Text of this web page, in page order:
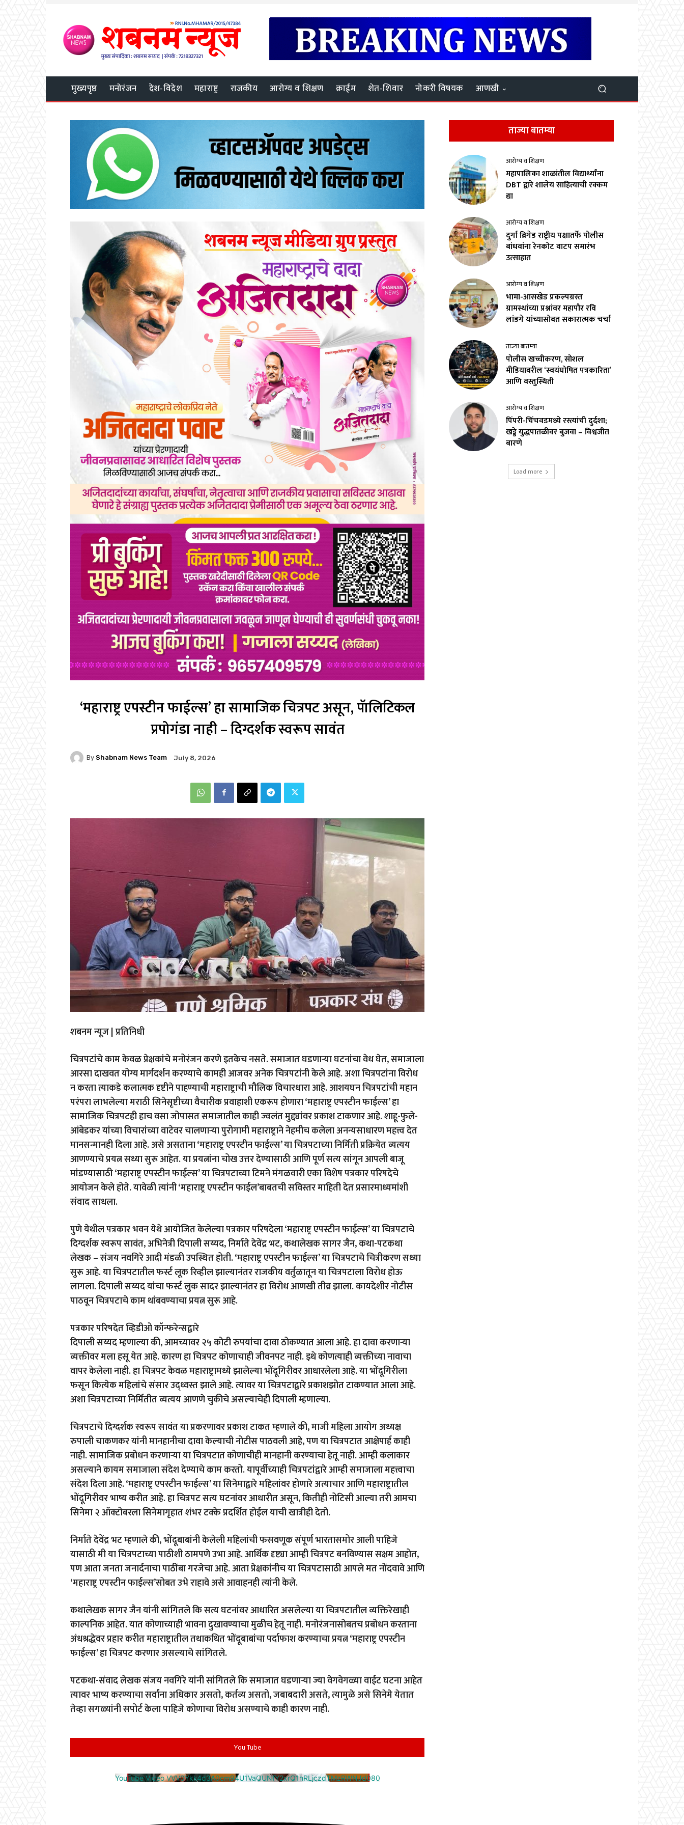
मुख्यपृष्ठ मनोरंजन देश-विदेश महाराष्ट्र राजकीय आरोग्य व शिक्षण क्राईम शेत-शिवार नोकरी विषयक आणखी
‘महाराष्ट्र एपस्टीन फाईल्स’ हा सामाजिक चित्रपट असून, पॅालिटिकल
प्रपोगंडा नाही – दिग्दर्शक स्वरूप सावंत
By Shabnam News Team July 8, 2026
शबनम न्यूज | प्रतिनिधी
चित्रपटांचे काम केवळ प्रेक्षकांचे मनोरंजन करणे इतकेच नसते. समाजात घडणाऱ्या घटनांचा वेध घेत, समाजाला
आरसा दाखवत योग्य मार्गदर्शन करण्याचे कामही आजवर अनेक चित्रपटांनी केले आहे. अशा चित्रपटांना विरोध
न करता त्याकडे कलात्मक दृष्टीने पाहण्याची महाराष्ट्राची मौलिक विचारधारा आहे. आशयघन चित्रपटांची महान
परंपरा लाभलेल्या मराठी सिनेसृष्टीच्या वैचारीक प्रवाहाशी एकरूप होणारा ‘महाराष्ट्र एपस्टीन फाईल्स’ हा
सामाजिक चित्रपटही हाच वसा जोपासत समाजातील काही ज्वलंत मुद्द्यांवर प्रकाश टाकणार आहे. शाहू-फुले-
आंबेडकर यांच्या विचारांच्या वाटेवर चालणाऱ्या पुरोगामी महाराष्ट्राने नेहमीच कलेला अनन्यसाधारण महत्त्व देत
मानसन्मानही दिला आहे. असे असताना ‘महाराष्ट्र एपस्टीन फाईल्स’ या चित्रपटाच्या निर्मिती प्रक्रियेत व्यत्यय
आणण्याचे प्रयत्न सध्या सुरू आहेत. या प्रयत्नांना चोख उत्तर देण्यासाठी आणि पूर्ण सत्य सांगून आपली बाजू
मांडण्यासाठी ‘महाराष्ट्र एपस्टीन फाईल्स’ या चित्रपटाच्या टिमने मंगळवारी एका विशेष पत्रकार परिषदेचे
आयोजन केले होते. यावेळी त्यांनी ‘महाराष्ट्र एपस्टीन फाईल’बाबतची सविस्तर माहिती देत प्रसारमाध्यमांशी
संवाद साधला.
पुणे येथील पत्रकार भवन येथे आयोजित केलेल्या पत्रकार परिषदेला ‘महाराष्ट्र एपस्टीन फाईल्स’ या चित्रपटाचे
दिग्दर्शक स्वरूप सावंत, अभिनेत्री दिपाली सय्यद, निर्माते देवेंद्र भट, कथालेखक सागर जैन, कथा-पटकथा
लेखक – संजय नवगिरे आदी मंडळी उपस्थित होती. ‘महाराष्ट्र एपस्टीन फाईल्स’ या चित्रपटाचे चित्रीकरण सध्या
सुरू आहे. या चित्रपटातील फर्स्ट लूक रिव्हील झाल्यानंतर राजकीय वर्तुळातून या चित्रपटाला विरोध होऊ
लागला. दिपाली सय्यद यांचा फर्स्ट लुक सादर झाल्यानंतर हा विरोध आणखी तीव्र झाला. कायदेशीर नोटीस
पाठवून चित्रपटाचे काम थांबवण्याचा प्रयत्न सुरू आहे.
पत्रकार परिषदेत व्हिडीओ कॉन्फरेन्सद्वारे
दिपाली सय्यद म्हणाल्या की, आमच्यावर २५ कोटी रुपयांचा दावा ठोकण्यात आला आहे. हा दावा करणाऱ्या
व्यक्तीवर मला हसू येत आहे. कारण हा चित्रपट कोणाचाही जीवनपट नाही. इथे कोणत्याही व्यक्तीच्या नावाचा
वापर केलेला नाही. हा चित्रपट केवळ महाराष्ट्रामध्ये झालेल्या भोंदूगिरीवर आधारलेला आहे. या भोंदूगिरीला
फसून कित्येक महिलांचे संसार उद्ध्वस्त झाले आहे. त्यावर या चित्रपटाद्वारे प्रकाशझोत टाकण्यात आला आहे.
अशा चित्रपटाच्या निर्मितीत व्यत्यय आणणे चुकीचे असल्याचेही दिपाली म्हणाल्या.
चित्रपटाचे दिग्दर्शक स्वरूप सावंत या प्रकरणावर प्रकाश टाकत म्हणाले की, माजी महिला आयोग अध्यक्ष
रुपाली चाकणकर यांनी मानहानीचा दावा केल्याची नोटीस पाठवली आहे, पण या चित्रपटात आक्षेपार्ह काही
नाही. सामाजिक प्रबोधन करणाऱ्या या चित्रपटात कोणाचीही मानहानी करण्याचा हेतू नाही. आम्ही कलाकार
असल्याने कायम समाजाला संदेश देण्याचे काम करतो. यापूर्वीच्याही चित्रपटांद्वारे आम्ही समाजाला महत्त्वाचा
संदेश दिला आहे. ‘महाराष्ट्र एपस्टीन फाईल्स’ या सिनेमाद्वारे महिलांवर होणारे अत्याचार आणि महाराष्ट्रातील
भोंदूगिरीवर भाष्य करीत आहे. हा चित्रपट सत्य घटनांवर आधारीत असून, कितीही नोटिसी आल्या तरी आमचा
सिनेमा २ ऑक्टोबरला सिनेमागृहात शंभर टक्के प्रदर्शित होईल याची खात्रीही देतो.
निर्माते देवेंद्र भट म्हणाले की, भोंदूबाबांनी केलेली महिलांची फसवणूक संपूर्ण भारतासमोर आली पाहिजे
यासाठी मी या चित्रपटाच्या पाठीशी ठामपणे उभा आहे. आर्थिक दृष्ट्या आम्ही चित्रपट बनविण्यास सक्षम आहोत,
पण आता जनता जनार्दनाचा पाठींबा गरजेचा आहे. आता प्रेक्षकांनीच या चित्रपटासाठी आपले मत नोंदवावे आणि
‘महाराष्ट्र एपस्टीन फाईल्स’सोबत उभे राहावे असे आवाहनही त्यांनी केले.
कथालेखक सागर जैन यांनी सांगितले कि सत्य घटनांवर आधारित असलेल्या या चित्रपटातील व्यक्तिरेखाही
काल्पनिक आहेत. यात कोणाच्याही भावना दुखावण्याचा मुळीच हेतू नाही. मनोरंजनासोबतच प्रबोधन करताना
अंधश्रद्धेवर प्रहार करीत महाराष्ट्रातील तथाकथित भोंदूबाबांचा पर्दाफाश करण्याचा प्रयत्न ‘महाराष्ट्र एपस्टीन
फाईल्स’ हा चित्रपट करणार असल्याचे सांगितले.
पटकथा-संवाद लेखक संजय नवगिरे यांनी सांगितले कि समाजात घडणाऱ्या ज्या वेगवेगळ्या वाईट घटना आहेत
त्यावर भाष्य करण्याचा सर्वांना अधिकार असतो, कर्तव्य असतो, जबाबदारी असते, त्यामुळे असे सिनेमे येतात
तेव्हा सगळ्यांनी सपोर्ट केला पाहिजे कोणाचा विरोध असण्याचे काही कारण नाही.
You Tube
YouTube Video VVV0Ykk4d3A0cm94U1VaQUNfY2xrQ1hRLjczdTMzRWNJd080
ताज्या बातम्या
आरोग्य व शिक्षण
महापालिका शाळांतील विद्यार्थ्यांना
DBT द्वारे शालेय साहित्याची रक्कम
द्या
आरोग्य व शिक्षण
दुर्गा ब्रिगेड राष्ट्रीय पक्षातर्फे पोलीस
बांधवांना रेनकोट वाटप समारंभ
उत्साहात
आरोग्य व शिक्षण
भामा-आसखेड प्रकल्पग्रस्त
ग्रामस्थांच्या प्रश्नांवर महापौर रवि
लांडगे यांच्यासोबत सकारात्मक चर्चा
ताज्या बातम्या
पोलीस खच्चीकरण, सोशल
मीडियावरील ‘स्वयंघोषित पत्रकारिता’
आणि वस्तुस्थिती
आरोग्य व शिक्षण
पिंपरी-चिंचवडमध्ये रस्त्यांची दुर्दशा;
खड्डे युद्धपातळीवर बुजवा – विश्वजीत
बारणे
Load more